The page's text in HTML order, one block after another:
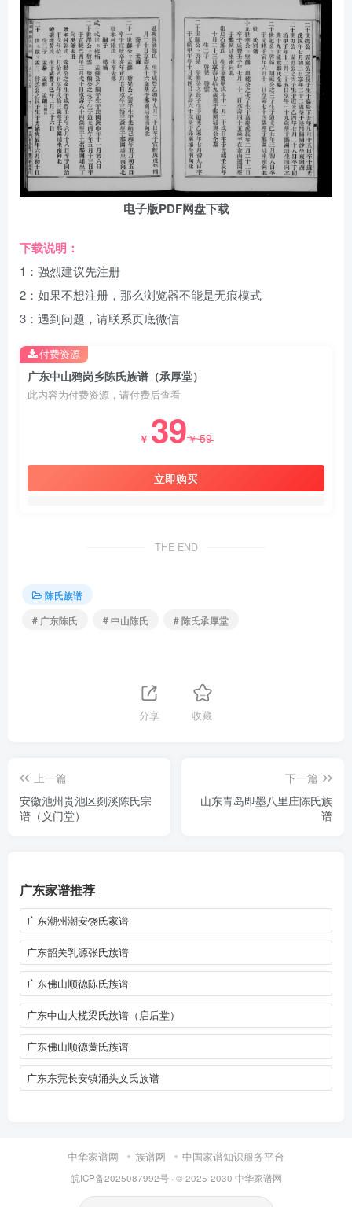
电子版PDF网盘下载
下载说明：
1：强烈建议先注册
2：如果不想注册，那么浏览器不能是无痕模式
3：遇到问题，请联系页底微信
广东中山鸦岗乡陈氏族谱（承厚堂）
此内容为付费资源，请付费后查看
￥ 39￥59
立即购买
付费资源
THE END
陈氏族谱
# 广东陈氏
# 中山陈氏 # 陈氏承厚堂
分享 收藏
上一篇
安徽池州贵池区剡溪陈氏宗
谱（义门堂）
下一篇
山东青岛即墨八里庄陈氏族
谱
广东家谱推荐
广东潮州潮安饶氏家谱
广东韶关乳源张氏族谱
广东佛山顺德陈氏族谱
广东中山大榄梁氏族谱（启后堂）
广东佛山顺德黄氏族谱
广东东莞长安镇涌头文氏族谱
中华家谱网 族谱网 中国家谱知识服务平台
皖ICP备2025087992号· © 2025-2030 中华家谱网